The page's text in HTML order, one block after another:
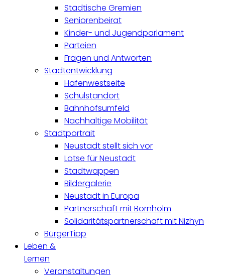
Städtische Gremien
Seniorenbeirat
Kinder- und Jugendparlament
Parteien
Fragen und Antworten
Stadtentwicklung
Hafenwestseite
Schulstandort
Bahnhofsumfeld
Nachhaltige Mobilität
Stadtportrait
Neustadt stellt sich vor
Lotse für Neustadt
Stadtwappen
Bildergalerie
Neustadt in Europa
Partnerschaft mit Bornholm
Solidaritätspartnerschaft mit Nizhyn
BürgerTipp
Leben &
Lernen
Veranstaltungen